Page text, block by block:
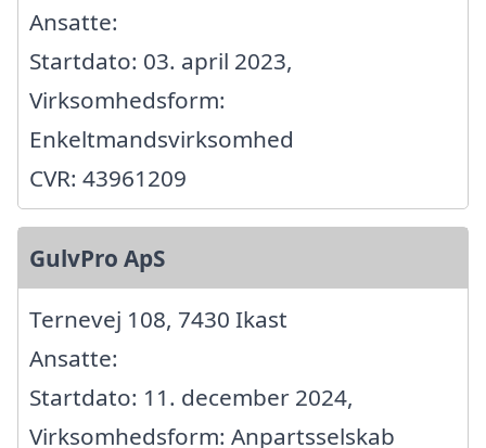
Ansatte:
Startdato: 03. april 2023,
Virksomhedsform:
Enkeltmandsvirksomhed
CVR: 43961209
GulvPro ApS
Ternevej 108, 7430 Ikast
Ansatte:
Startdato: 11. december 2024,
Virksomhedsform: Anpartsselskab